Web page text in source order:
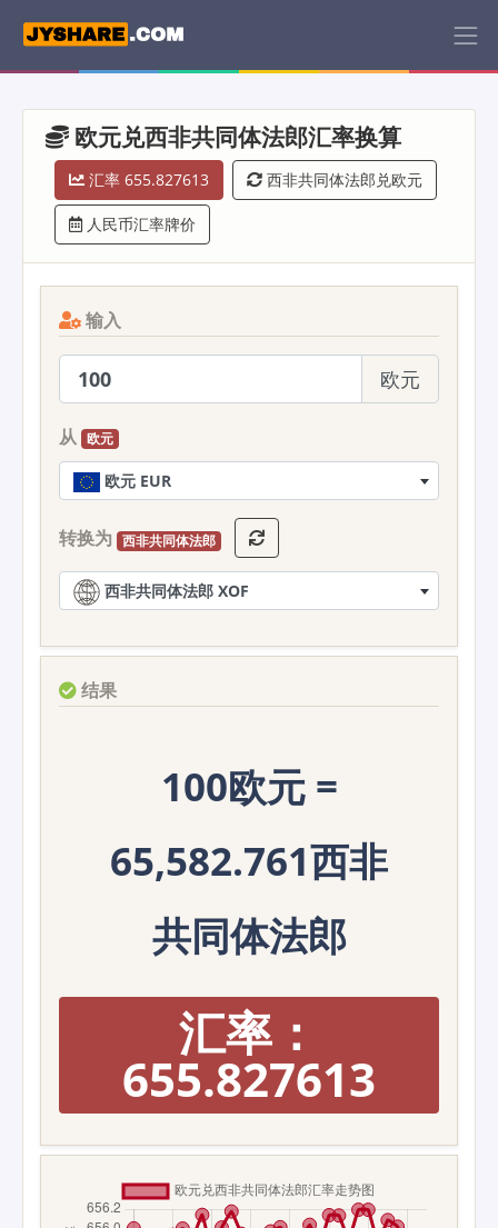
欧元兑西非共同体法郎汇率换算
汇率 655.827613 西非共同体法郎兑欧元
人民币汇率牌价
输入
欧元
从 欧元
欧元 EUR
转换为 西非共同体法郎
西非共同体法郎 XOF
结果
100欧元 =
65,582.761西非
共同体法郎
汇率：
655.827613